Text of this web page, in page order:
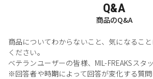
Q&A
商品のQ&A
商品についてわからないこと、気になるこ
ください。
ベテランユーザーの皆様、MIL-FREAKSスタ
※回答者や時期によって回答が変化する質問